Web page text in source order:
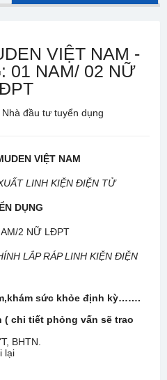
VIỆT NAM -
01 NAM/ 02 NỮ
đầu tư tuyển dụng
VIỆT NAM
LINH KIỆN ĐIỆN TỬ
DỤNG
2 NỮ LĐPT
LẮP RÁP LINH KIỆN ĐIỆN
sức khỏe định kỳ…….
chi tiết phỏng vấn sẽ trao
BHTN.
lại